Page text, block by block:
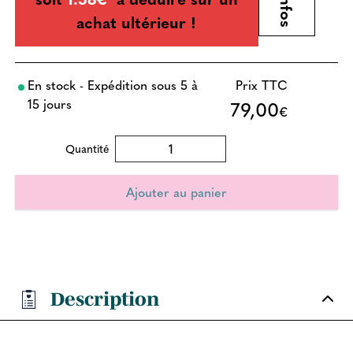
achat ultérieur !
En stock - Expédition sous 5 à
15 jours
Prix TTC
79,00€
Quantité
Description